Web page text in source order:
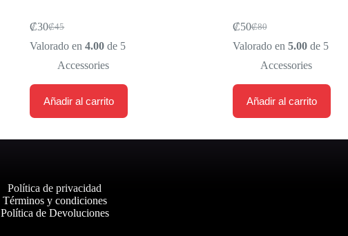
₡45
Original
price
₡45.
₡30Current
price
₡30.
Valorado en4.00 de 5
Accessories
Añadir al carrito
₡80
Original
price
₡80.
₡50Current
price
₡50.
Valorado en 5.00de 5
Accessories
Añadir al carrito
Política de privacidad
Términos y condiciones
Política de Devoluciones